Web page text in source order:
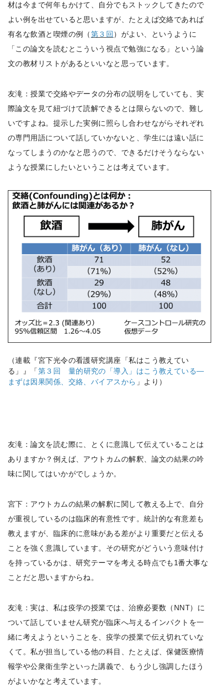
材は今まで何年もかけて、自分でもストックしてきたので
よい例を出せていると思いますが、たとえば交絡であれば
有名な飲酒と喫煙の例（第３回 ）がよい、というように
「この論文を読むとこういう視点で勉強になる」という論
文の教材リストがあるといいなと思っています。
友滝：授業で交絡やデータの分布の説明をしていても、実
際論文を見て紐づけて読解できるとは限らないので、難し
いですよね。提示した実例に照らし合わせながらそれぞれ
の専門用語について話していかないと、学生には遠い話に
なってしまうのかなと思うので、できるだけそうならない
ような授業にしたいということは考えています。
（連載『宮下光令の看護研究講座「私はこう教えてい
る」』「第３回 量的研究の「導入」はこう教えている―
まずは因果関係、交絡、バイアスから 」より）
友滝：論文を読む際に、とくに意識して伝えていることは
ありますか？例えば、アウトカムの解釈、論文の結果の吟
味に関してはいかがでしょうか。
宮下：アウトカムの結果の解釈に関して教える上で、自分
が重視しているのは臨床的有意性です。統計的な有意差も
教えますが、臨床的に意味がある差がより重要だと伝える
ことを強く意識しています。その研究がどういう意味付け
を持っているかは、研究テーマを考える時点でも1番大事な
ことだと思いますからね。
友滝：実は、私は疫学の授業では、治療必要数（NNT）に
ついて話していません研究が臨床へ与えるインパクトを一
緒に考えようということを、疫学の授業で伝え切れていな
くて。私が担当している他の科目、たとえば、保健医療情
報学や公衆衛生学といった講義で、もう少し強調したほう
がよいかなと考えています。